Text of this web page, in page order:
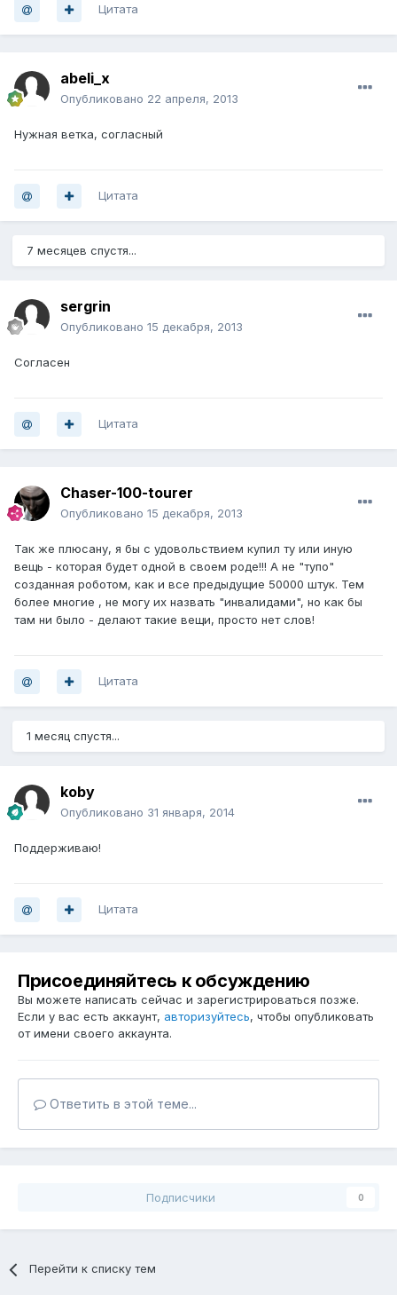
Цитата
abeli_x
Опубликовано 22 апреля, 2013
Нужная ветка, согласный
Цитата
7 месяцев спустя...
sergrin
Опубликовано 15 декабря, 2013
Согласен
Цитата
Chaser-100-tourer
Опубликовано 15 декабря, 2013
Так же плюсану, я бы с удовольствием купил ту или иную
вещь - которая будет одной в своем роде!!! А не "тупо"
созданная роботом, как и все предыдущие 50000 штук. Тем
более многие , не могу их назвать "инвалидами", но как бы
там ни было - делают такие вещи, просто нет слов!
Цитата
1 месяц спустя...
koby
Опубликовано 31 января, 2014
Поддерживаю!
Цитата
Присоединяйтесь к обсуждению
Вы можете написать сейчас и зарегистрироваться позже.
Если у вас есть аккаунт, авторизуйтесь, чтобы опубликовать
от имени своего аккаунта.
Ответить в этой теме...
Подписчики 0
Перейти к списку тем